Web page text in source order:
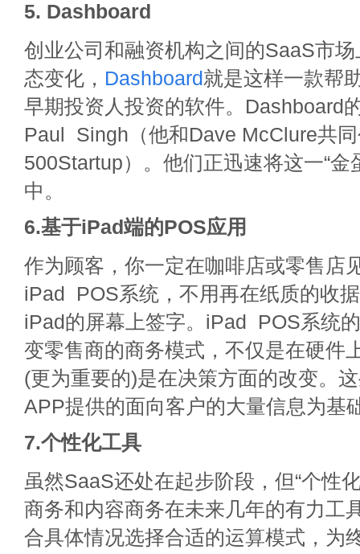
5. Dashboard
创业公司和融资机构之间的SaaS市
态变化， Dashboard就是这样一款帮
早期投资人投资的软件。Dashboard
Paul Singh（他和Dave McClure共
500Startup）。他们正迅速将这一“金
中。
6.基于iPad端的POS应用
作为顾客，你一定在咖啡店或零售店
iPad POS系统，不用再在纸质的收
iPad的屏幕上签字。iPad POS系统
变零售商的商务模式，不仅是在硬件
(更为重要的)是在决策方面的改变。
APP提供的面向客户的大量信息为基
7.个性化工具
虽然SaaS还处在起步阶段，但“个性
商务和内容商务在未来几年的有力工
合具体情况选择合适的运算模式，为